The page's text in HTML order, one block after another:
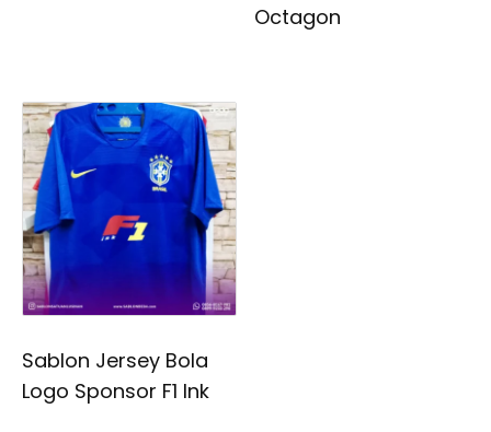
Octagon
Sablon Jersey Bola
Logo Sponsor F1 Ink